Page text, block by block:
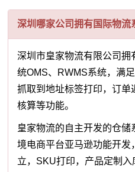
深圳哪家公司拥有国际物流
深圳市皇家物流有限公司拥
统OMS、RWMS系统，满
抓取到地址标签打印，订
核算等功能。
皇家物流的自主开发的仓
境电商平台亚马逊功能开
立，SKU打印，产品定制入